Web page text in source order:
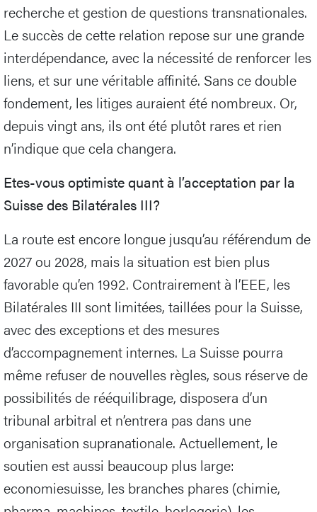
recherche et gestion de questions transnationales.
Le succès de cette relation repose sur une grande
interdépendance, avec la nécessité de renforcer les
liens, et sur une véritable affinité. Sans ce double
fondement, les litiges auraient été nombreux. Or,
depuis vingt ans, ils ont été plutôt rares et rien
n’indique que cela changera.
Etes-vous optimiste quant à l’acceptation par la
Suisse des Bilatérales III?
La route est encore longue jusqu’au référendum de
2027 ou 2028, mais la situation est bien plus
favorable qu’en 1992. Contrairement à l’EEE, les
Bilatérales III sont limitées, taillées pour la Suisse,
avec des exceptions et des mesures
d’accompagnement internes. La Suisse pourra
même refuser de nouvelles règles, sous réserve de
possibilités de rééquilibrage, disposera d’un
tribunal arbitral et n’entrera pas dans une
organisation supranationale. Actuellement, le
soutien est aussi beaucoup plus large:
economiesuisse, les branches phares (chimie,